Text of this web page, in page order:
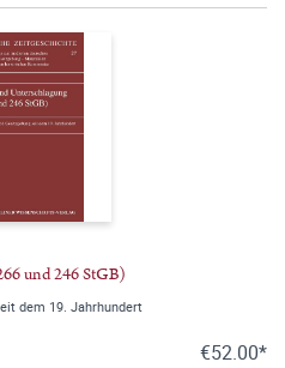
und 246 StGB)
dem 19. Jahrhundert
€52.00*